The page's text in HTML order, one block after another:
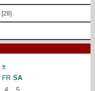
[28]
»
FR SA